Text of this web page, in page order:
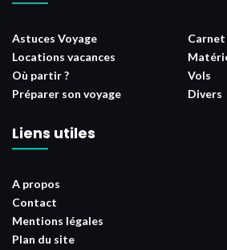
Astuces Voyage
Carnet
Locations vacances
Où partir ?
Vols
Préparer son voyage
Divers
Liens utiles
A propos
Contact
Mentions légales
Plan du site